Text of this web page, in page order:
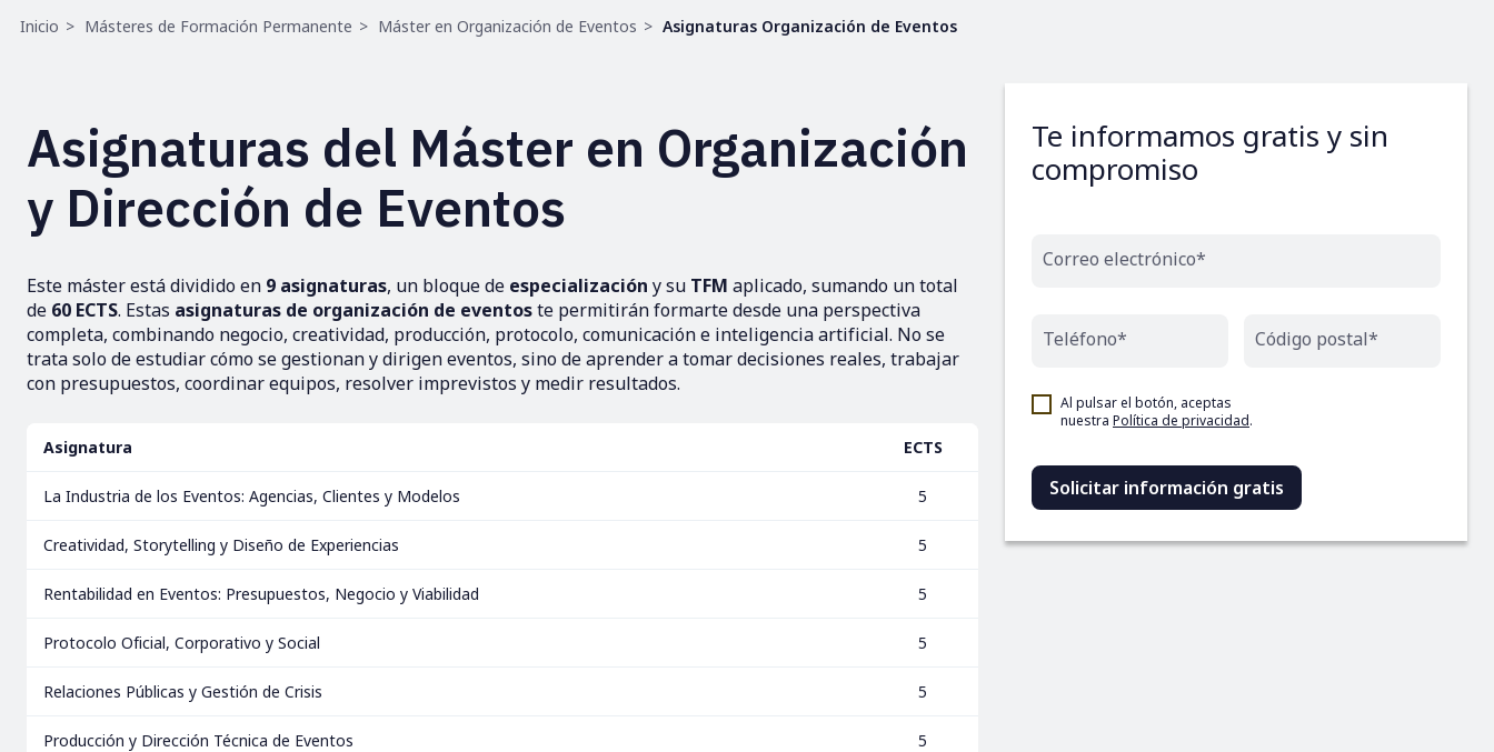
Ruta
Inicio Másteres de Formación Permanente Máster en Organización de Eventos Asignaturas Organización de Eventos
Te informamos gratis y sin
compromiso
Correo electrónico*
Teléfono* Código postal*
Al pulsar el botón, aceptas
nuestra Política de privacidad.
Asignaturas del Máster en Organización
y Dirección de Eventos
Este máster está dividido en 9 asignaturas, un bloque de especialización y su TFM aplicado, sumando un total
de 60 ECTS. Estas asignaturas de organización de eventoste permitirán formarte desde una perspectiva
completa, combinando negocio, creatividad, producción, protocolo, comunicación e inteligencia artificial. No se
trata solo de estudiar cómo se gestionan y dirigen eventos, sino de aprender a tomar decisiones reales, trabajar
con presupuestos, coordinar equipos, resolver imprevistos y medir resultados.
Asignatura ECTS
La Industria de los Eventos: Agencias, Clientes y Modelos 5
Creatividad, Storytelling y Diseño de Experiencias 5
Rentabilidad en Eventos: Presupuestos, Negocio y Viabilidad 5
Protocolo Oficial, Corporativo y Social 5
Relaciones Públicas y Gestión de Crisis 5
Producción y Dirección Técnica de Eventos 5